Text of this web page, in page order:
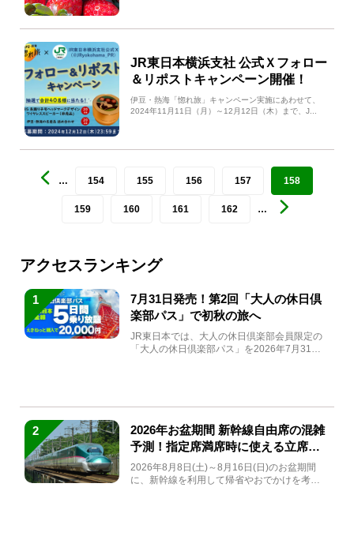
JR東日本横浜支社 公式Ｘフォロー
＆リポストキャンペーン開催！
伊豆・熱海「惚れ旅」キャンペーン実施にあわせて、
2024年11月11日（月）～12月12日（木）まで、J...
… 154 155 156 157 158
159 160 161 162 …
アクセスランキング
1
7月31日発売！第2回「大人の休日倶
楽部パス」で初秋の旅へ
JR東日本では、大人の休日倶楽部会員限定の
「大人の休日倶楽部パス」を2026年7月31日
2
2026年お盆期間 新幹線自由席の混雑
予測！指定席満席時に使える立席特
急券も解説
2026年8月8日(土)～8月16日(日)のお盆期間
に、新幹線を利用して帰省やおでかけを考え